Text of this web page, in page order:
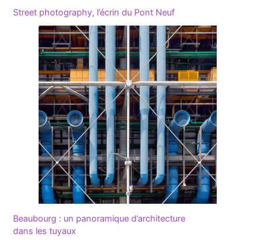
Street photography, l’écrin du Pont Neuf
Beaubourg : un panoramique d’architecture
dans les tuyaux